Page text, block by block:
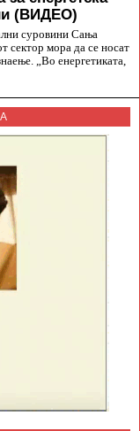
(ВИДЕО)
суровини Сања
сектор мора да се носат
„Во енергетиката,